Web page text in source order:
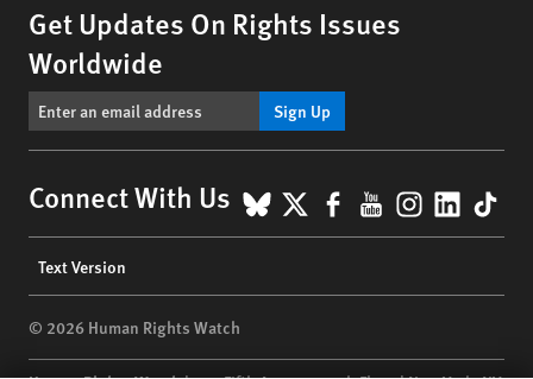
Get Updates On Rights Issues
Worldwide
Sign Up
Connect With Us BlueSky
X Facebook
YouTube
menu
Text Version
© 2026 Human Rights Watch